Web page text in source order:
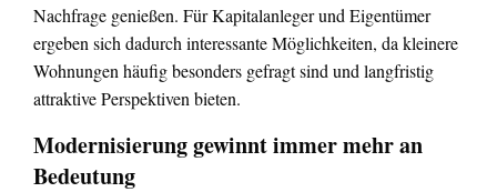
Nachfrage genießen. Für Kapitalanleger und Eigentümer
ergeben sich dadurch interessante Möglichkeiten, da kleinere
Wohnungen häufig besonders gefragt sind und langfristig
attraktive Perspektiven bieten.
Modernisierung gewinnt immer mehr an
Bedeutung